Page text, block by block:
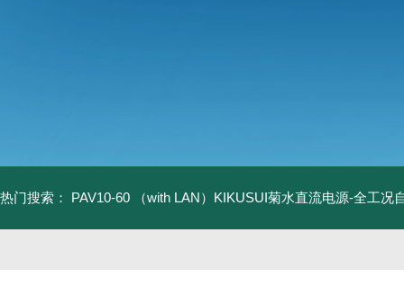
热门搜索： PAV10-60 （with LAN）KIKUSUI菊水直流电源-全工况